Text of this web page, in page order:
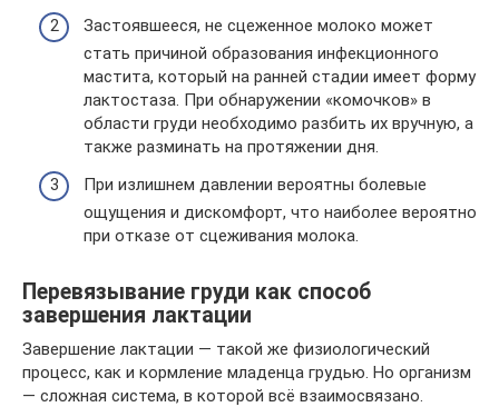
Застоявшееся, не сцеженное молоко может
стать причиной образования инфекционного
мастита, который на ранней стадии имеет форму
лактостаза. При обнаружении «комочков» в
области груди необходимо разбить их вручную, а
также разминать на протяжении дня.
При излишнем давлении вероятны болевые
ощущения и дискомфорт, что наиболее вероятно
при отказе от сцеживания молока.
Перевязывание груди как способ
завершения лактации
Завершение лактации — такой же физиологический
процесс, как и кормление младенца грудью. Но организм
— сложная система, в которой всё взаимосвязано.